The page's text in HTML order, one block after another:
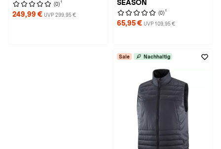
(0) 1
249,99 € UVP 299,95 €
SEASON
(0) 1
65,95 € UVP 109,95 €
Sale Nachhaltig